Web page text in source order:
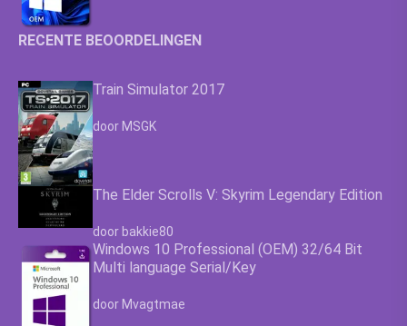
RECENTE BEOORDELINGEN
Train Simulator 2017
Waardering
door MSGK
The Elder Scrolls V: Skyrim Legendary Edition
Waardering4.63
door bakkie80
Windows 10 Professional (OEM) 32/64 Bit
Multi language Serial/Key
Waardering4.63
door Mvagtmae